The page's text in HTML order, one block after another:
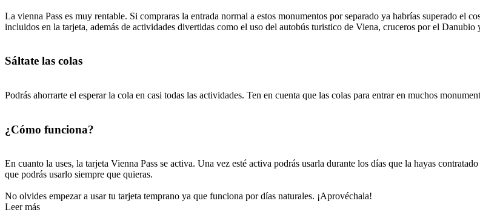
La vienna Pass es muy rentable. Si compraras la entrada normal a estos monumentos por separado ya habrías superado el
incluidos en la tarjeta, además de actividades divertidas como el uso del autobús turistico de Viena, cruceros por el Danubio
Sáltate las colas
Podrás ahorrarte el esperar la cola en casi todas las actividades. Ten en cuenta que las colas para entrar en muchos
¿Cómo funciona?
En cuanto la uses, la tarjeta Vienna Pass se activa. Una vez esté activa podrás usarla durante los días que la hayas
que podrás usarlo siempre que quieras.
No olvides empezar a usar tu tarjeta temprano ya que funciona por días naturales. ¡Aprovéchala!
Leer más